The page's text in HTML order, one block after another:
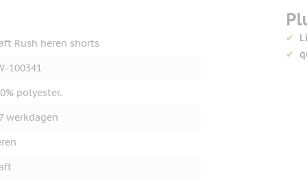
Rush heren shorts
100341
polyester.
werkdagen